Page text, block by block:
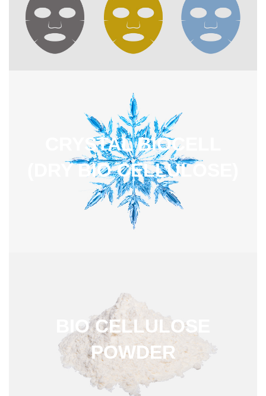
CRYSTAL BIOCELL
(DRY BIO CELLULOSE)
BIO CELLULOSE
POWDER